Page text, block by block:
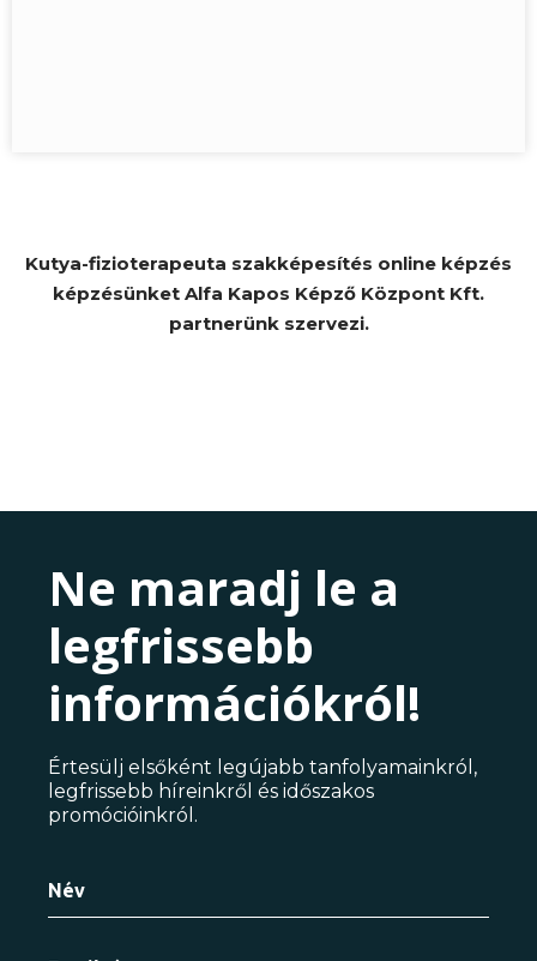
Kutya-fizioterapeuta szakképesítés online képzés
képzésünket Alfa Kapos Képző Központ Kft.
partnerünk szervezi.
Ne maradj le a
legfrissebb
információkról!
Értesülj elsőként legújabb tanfolyamainkról,
legfrissebb híreinkről és időszakos
promócióinkról.